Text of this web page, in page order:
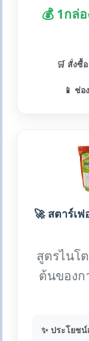
💰 1กล่
🛒 สั่งซื้
📱 ช่อ
🚀 สตาร์เฟ
สูตรไนโ
ต้นของก
✨ ประโยชน์